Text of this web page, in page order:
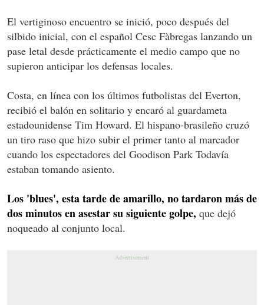
El vertiginoso encuentro se inició, poco después del
silbido inicial, con el español Cesc Fàbregas lanzando un
pase letal desde prácticamente el medio campo que no
supieron anticipar los defensas locales.
Costa, en línea con los últimos futbolistas del Everton,
recibió el balón en solitario y encaró al guardameta
estadounidense Tim Howard. El hispano-brasileño cruzó
un tiro raso que hizo subir el primer tanto al marcador
cuando los espectadores del Goodison Park Todavía
estaban tomando asiento.
Los 'blues', esta tarde de amarillo, no tardaron más de
dos minutos en asestar su siguiente golpe, que dejó
noqueado al conjunto local.